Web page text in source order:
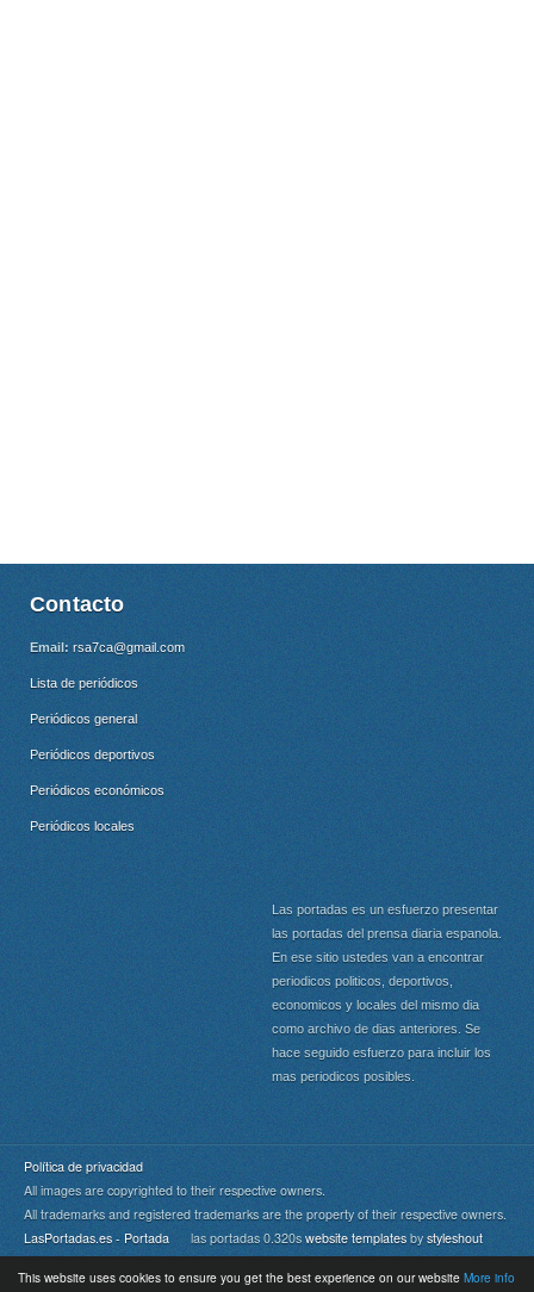
This website uses cookies to ensure you get the best experience on our website More info
Contacto
Email: rsa7ca@gmail.com
Lista de periódicos
Periódicos general
Periódicos deportivos
Periódicos económicos
Periódicos locales
Las portadas es un esfuerzo presentar
las portadas del prensa diaria espanola.
En ese sitio ustedes van a encontrar
periodicos politicos, deportivos,
economicos y locales del mismo dia
como archivo de dias anteriores. Se
hace seguido esfuerzo para incluir los
mas periodicos posibles.
Política de privacidad
All images are copyrighted to their respective owners.
All trademarks and registered trademarks are the property of their respective owners.
LasPortadas.es - Portada las portadas 0.320s website templates by styleshout